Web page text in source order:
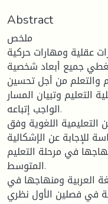
Abstract
ملخص
عقلية ومهارات حركية
جميع أبعاد شخصية
والتعلم من أجل تحسين
التعليم وتبيان المسار
الواجب إتباعه.
اللغوية وفق
للإجابة عن الإشكالية
في مرحلة التعليم
المتوسط.
العربية ومنهاجها في
في فصلين الأول نظري